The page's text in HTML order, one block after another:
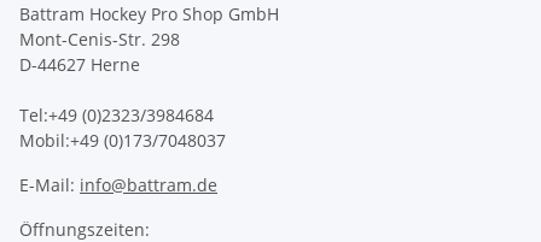
Battram Hockey Pro Shop GmbH
Mont-Cenis-Str. 298
D-44627 Herne
Tel:+49 (0)2323/3984684
Mobil:+49 (0)173/7048037
E-Mail: info@battram.de
Öffnungszeiten: